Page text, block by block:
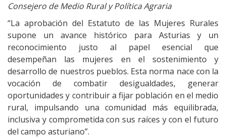
Consejero de Medio Rural y Política Agraria
“La aprobación del Estatuto de las Mujeres Rurales
supone un avance histórico para Asturias y un
reconocimiento justo al papel esencial que
desempeñan las mujeres en el sostenimiento y
desarrollo de nuestros pueblos. Esta norma nace con la
vocación de combatir desigualdades, generar
oportunidades y contribuir a fijar población en el medio
rural, impulsando una comunidad más equilibrada,
inclusiva y comprometida con sus raíces y con el futuro
del campo asturiano”.